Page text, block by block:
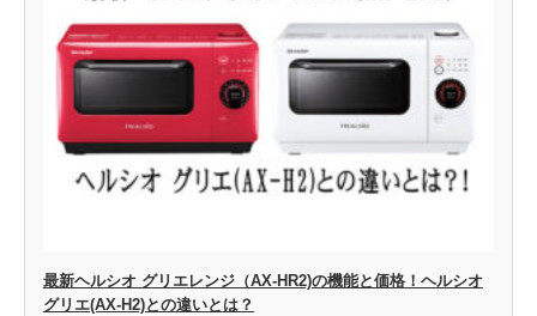
最新ヘルシオ グリエレンジ（AX-HR2)の機能と価格！ヘルシオ
グリエ(AX-H2)との違いとは？